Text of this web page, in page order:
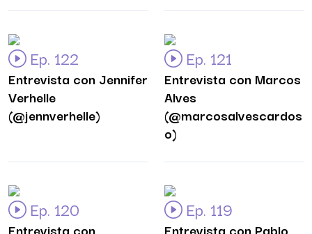
Ep. 122
Entrevista con Jennifer
Verhelle
(@jennverhelle)
Ep. 121
Entrevista con Marcos
Alves
(@marcosalvescardos
o)
Ep. 120
Entrevista con
Ep. 119
Entrevista con Pablo